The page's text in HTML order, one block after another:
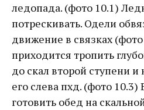
ледопада. (фото 10.1)
потрескивать. Одели
движение в связках
приходится тропить
до скал второй ступени
его слева пхд. (фото
готовить обед на